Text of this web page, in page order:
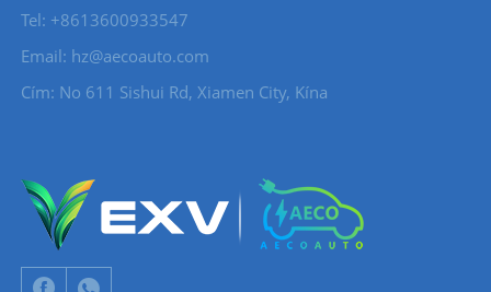
Tel: +8613600933547
Email: hz@aecoauto.com
Cím: No 611 Sishui Rd, Xiamen City, Kína